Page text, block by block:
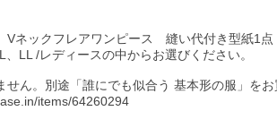
Vネックフレアワンピース 縫い代付き型紙1点
/レディースの中からお選びください。
ん。別途「誰にでも似合う 基本形の服」をお
items/64260294